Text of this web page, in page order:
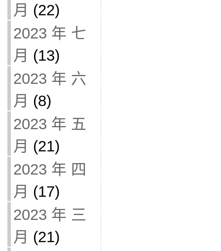
月 (22)
2023 年 七
月 (13)
2023 年 六
月 (8)
2023 年 五
月 (21)
2023 年 四
月 (17)
2023 年 三
月 (21)